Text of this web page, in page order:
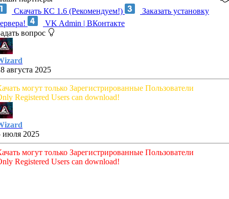
Скачать КС 1.6 (Рекомендуем!)
Заказать установку
VK Admin | ВКонтакте
вопрос
августа 2025
могут только Зарегистрированные Пользователи
Registered Users can download!
июля 2025
могут только Зарегистрированные Пользователи
Registered Users can download!